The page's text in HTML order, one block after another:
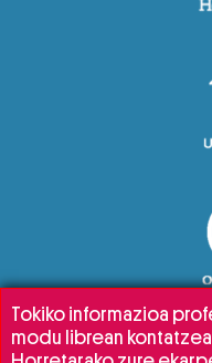
Tokiko informazioa
modu librean